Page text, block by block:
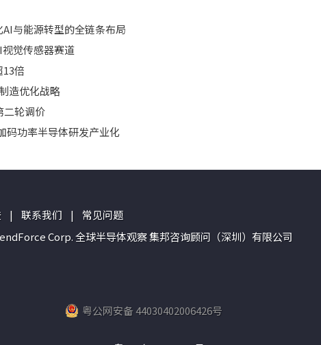
与能源转型的全链条布局
觉传感器赛道
倍
造优化战略
二轮调价
码功率半导体研发产业化
| 联系我们 |
常见问题
Corp. 全球半导体观察 集邦咨询顾问（深圳）有限公司
粤公网安备 44030402006426号